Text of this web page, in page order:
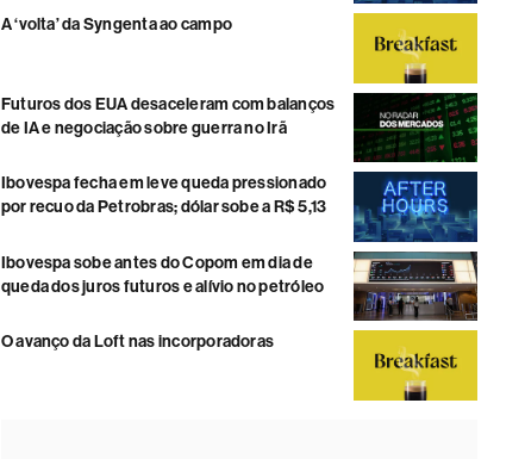
A ‘volta’ da Syngenta ao campo
Futuros dos EUA desaceleram com balanços
de IA e negociação sobre guerra no Irã
Ibovespa fecha em leve queda pressionado
por recuo da Petrobras; dólar sobe a R$ 5,13
Ibovespa sobe antes do Copom em dia de
queda dos juros futuros e alívio no petróleo
O avanço da Loft nas incorporadoras